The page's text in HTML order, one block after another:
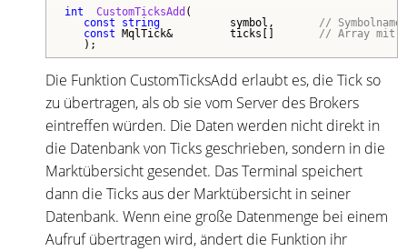
int CustomTicksAdd (
const
string symbol, // Symbolname
const MqlTick&         ticks[] // Array mit
);
Die Funktion CustomTicksAdd erlaubt es, die Tick so
zu übertragen, als ob sie vom Server des Brokers
eintreffen würden. Die Daten werden nicht direkt in
die Datenbank von Ticks geschrieben, sondern in die
Marktübersicht gesendet. Das Terminal speichert
dann die Ticks aus der Marktübersicht in seiner
Datenbank. Wenn eine große Datenmenge bei einem
Aufruf übertragen wird, ändert die Funktion ihr